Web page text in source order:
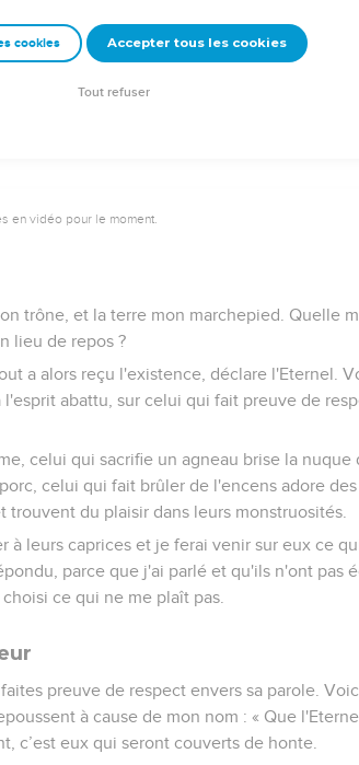
le lion, comme le bœuf, mangera de la
ni mal ni destruction sur toute ma
en vidéo pour le moment.
trône, et la terre mon marchepied. Quelle
lieu de repos ?
a alors reçu l'existence, déclare l'Eternel.
abattu, sur celui qui fait preuve de
celui qui sacrifie un agneau brise la nuque
celui qui fait brûler de l'encens adore
du plaisir dans leurs monstruosités.
à leurs caprices et je ferai venir sur eux ce
parce que j'ai parlé et qu'ils n'ont pas
ce qui ne me plaît pas.
preuve de respect envers sa parole.
à cause de mon nom : « Que
c’est eux qui seront couverts de honte.
cookies Accepter tous les cookies
Tout refuser